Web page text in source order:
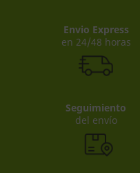
Envio Express
en 24/48 horas
Seguimiento
del envío